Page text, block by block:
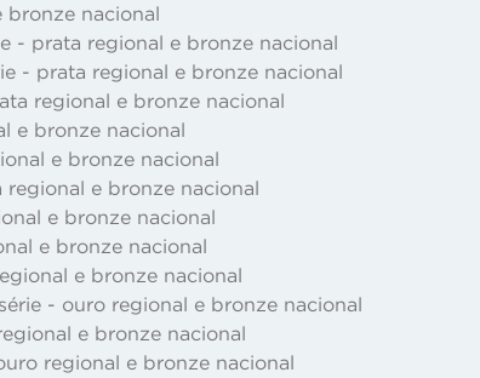
bronze nacional
- prata regional e bronze nacional
- prata regional e bronze nacional
regional e bronze nacional
e bronze nacional
e bronze nacional
e bronze nacional
e bronze nacional
e bronze nacional
e bronze nacional
- ouro regional e bronze nacional
e bronze nacional
regional e bronze nacional